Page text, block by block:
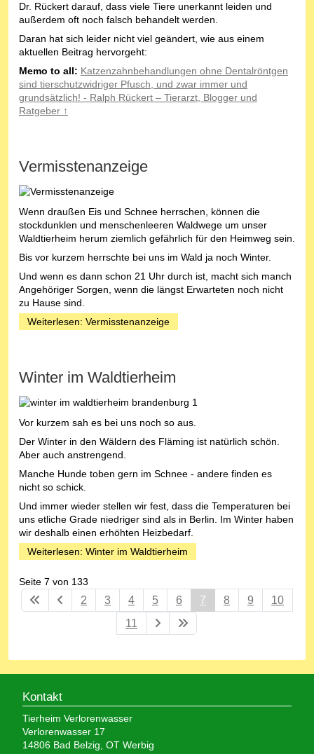
Dr. Rückert darauf, dass viele Tiere unerkannt leiden und
außerdem oft noch falsch behandelt werden.
Daran hat sich leider nicht viel geändert, wie aus einem
aktuellen Beitrag hervorgeht:
Memo to all: Katzenzahnbehandlungen ohne Dentalröntgen
sind tierschutzwidriger Pfusch, und zwar immer und
grundsätzlich! - Ralph Rückert – Tierarzt, Blogger und
Ratgeber ↑
Vermisstenanzeige
Wenn draußen Eis und Schnee herrschen, können die
stockdunklen und menschenleeren Waldwege um unser
Waldtierheim herum ziemlich gefährlich für den Heimweg sein.
Bis vor kurzem herrschte bei uns im Wald ja noch Winter.
Und wenn es dann schon 21 Uhr durch ist, macht sich manch
Angehöriger Sorgen, wenn die längst Erwarteten noch nicht
zu Hause sind.
Weiterlesen: Vermisstenanzeige
Winter im Waldtierheim
Vor kurzem sah es bei uns noch so aus.
Der Winter in den Wäldern des Fläming ist natürlich schön.
Aber auch anstrengend.
Manche Hunde toben gern im Schnee - andere finden es
nicht so schick.
Und immer wieder stellen wir fest, dass die Temperaturen bei
uns etliche Grade niedriger sind als in Berlin. Im Winter haben
wir deshalb einen erhöhten Heizbedarf.
Weiterlesen: Winter im Waldtierheim
Seite 7 von 133
2 3 4 5 6 7 8 9
10
11
Kontakt
Tierheim Verlorenwasser
Verlorenwasser 17
14806 Bad Belzig, OT Werbig